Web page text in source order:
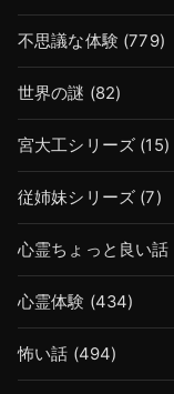
不思議な体験 (779)
世界の謎 (82)
宮大工シリーズ (15)
従姉妹シリーズ (7)
心霊ちょっと良い話
心霊体験 (434)
怖い話 (494)